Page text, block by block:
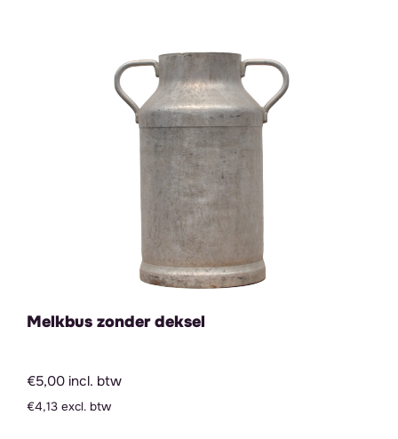
Melkbus zonder deksel
€5,00 incl. btw
€4,13 excl. btw